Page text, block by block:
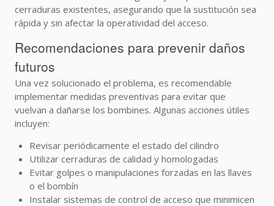
cerraduras existentes, asegurando que la sustitución sea
rápida y sin afectar la operatividad del acceso.
Recomendaciones para prevenir daños
futuros
Una vez solucionado el problema, es recomendable
implementar medidas preventivas para evitar que
vuelvan a dañarse los bombines. Algunas acciones útiles
incluyen:
Revisar periódicamente el estado del cilindro
Utilizar cerraduras de calidad y homologadas
Evitar golpes o manipulaciones forzadas en las llaves
o el bombín
Instalar sistemas de control de acceso que minimicen